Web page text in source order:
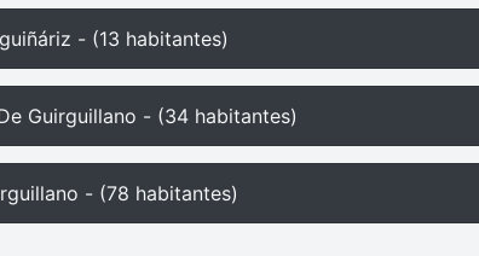
- (13 habitantes)
Guirguillano - (34 habitantes)
- (78 habitantes)